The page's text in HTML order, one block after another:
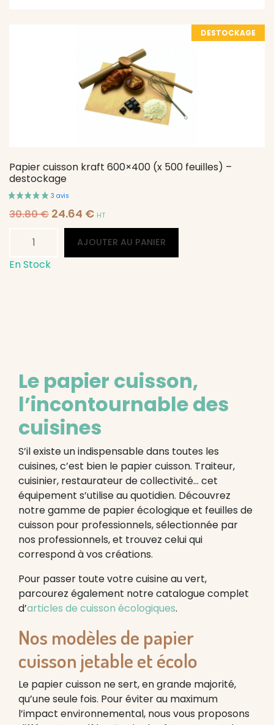
DESTOCKAGE
Papier cuisson kraft 600×400 (x 500 feuilles) –
destockage
3 avis
30.80€ Le
30.80 €.
24.64 €Le
est :
24.64 €.
HT
Papier
destockage
AJOUTER AU PANIER
Alternative:
En Stock
Le papier cuisson,
l’incontournable des
cuisines
S’il existe un indispensable dans toutes les
cuisines, c’est bien le papier cuisson. Traiteur,
cuisinier, restaurateur de collectivité… cet
équipement s’utilise au quotidien. Découvrez
notre gamme de papier écologique et feuilles de
cuisson pour professionnels, sélectionnée par
nos professionnels, et trouvez celui qui
correspond à vos créations.
Pour passer toute votre cuisine au vert,
parcourez également notre catalogue complet
d’articles de cuisson écologiques.
Nos modèles de papier
cuisson jetable et écolo
Le papier cuisson ne sert, en grande majorité,
qu’une seule fois. Pour éviter au maximum
l’impact environnemental, nous vous proposons